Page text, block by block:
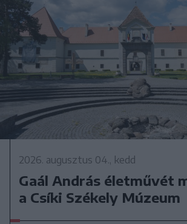
2026. augusztus 04., kedd
Gaál András életművét
a Csíki Székely Múzeum